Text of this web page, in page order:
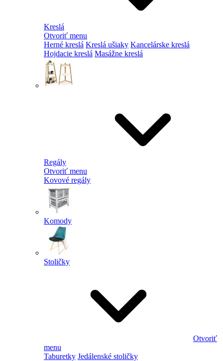
Kreslá
Otvoriť menu
Herné kreslá Kreslá ušiaky Kancelárske kreslá
Hojdacie kreslá Masážne kreslá
Regály
Otvoriť menu
Kovové regály
Komody
Stoličky
Otvoriť
menu
Taburetky Jedálenské stoličky